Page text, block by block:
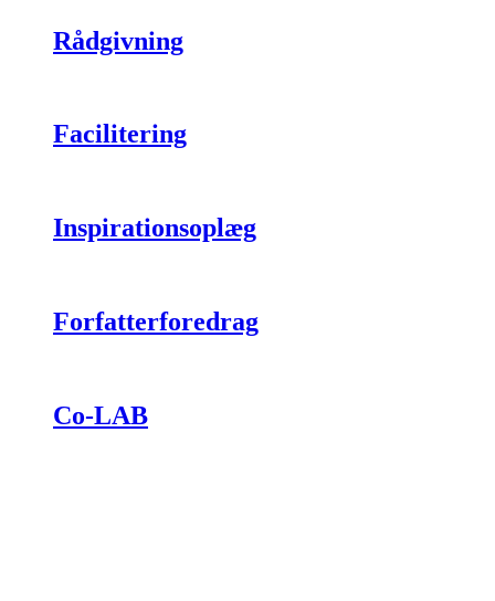
Rådgivning
Facilitering
Inspirationsoplæg
Forfatterforedrag
Co-LAB